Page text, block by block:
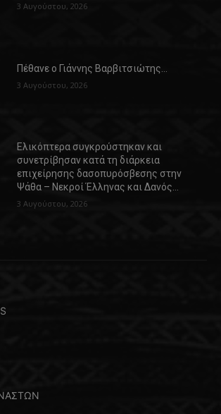
3 Αυγούστου, 2026
Πέθανε ο Γιάννης Βαρβιτσιώτης…
3 Αυγούστου, 2026
Ελικόπτερα συγκρούστηκαν και
συνετρίβησαν κατά τη διάρκεια
επιχείρησης δασοπυρόσβεσης στην
Ψάθα – Νεκροί Έλληνας και Δανός…
3 Αυγούστου, 2026